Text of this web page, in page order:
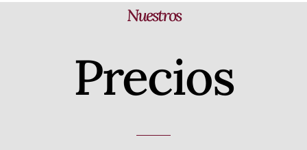
Nuestros
Precios